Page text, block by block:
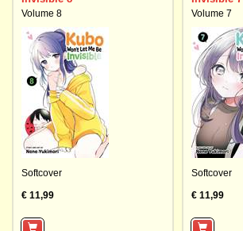
Volume 8
Softcover
€ 11,99
Volume 7
Softcover
€ 11,99